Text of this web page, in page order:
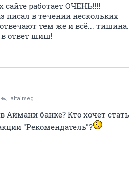
сайте работает ОЧЕНЬ!!!!
писал в течении нескольких
тем же и всё... тишина.
ответ шиш!
altairseg
Аймани банке? Кто хочет стать
"Рекомендатель"?